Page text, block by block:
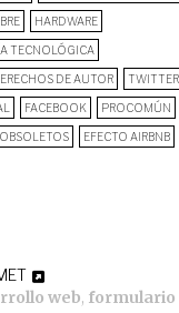
HARDWARE
TECNOLÓGICA
DE AUTOR TWITTER
FACEBOOK PROCOMÚN
OBSOLETOS EFECTO AIRBNB
web, formulario